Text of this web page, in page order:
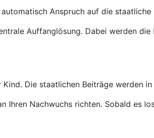
Anspruch auf die staatliche
Auffanglösung. Dabei werden
Die staatlichen Beiträge werden
Ihren Nachwuchs richten. Sobald es